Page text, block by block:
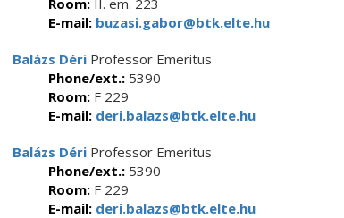
Room: II. em. 223
E-mail: buzasi.gabor@btk.elte.hu
Balázs Déri Professor Emeritus
Phone/ext.: 5390
Room: F 229
E-mail: deri.balazs@btk.elte.hu
Balázs Déri Professor Emeritus
Phone/ext.: 5390
Room: F 229
E-mail: deri.balazs@btk.elte.hu